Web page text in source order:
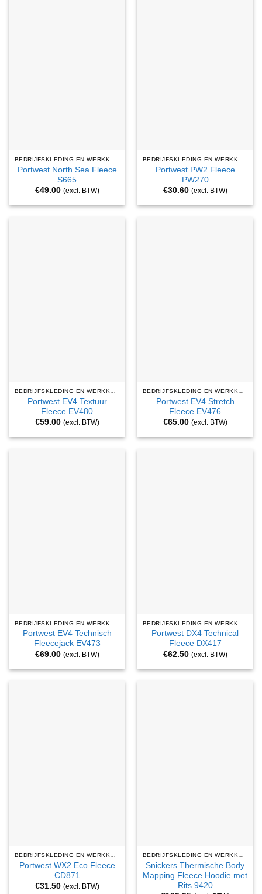
Portwest North Sea Fleece
S665
€49.00 (excl. BTW)
Portwest PW2 Fleece
PW270
€30.60 (excl. BTW)
BEDRIJFSKLEDING EN WERKKLEDING
Portwest EV4 Textuur
Fleece EV480
€59.00 (excl. BTW)
BEDRIJFSKLEDING EN WERKKLEDING
Portwest EV4 Stretch
Fleece EV476
€65.00 (excl. BTW)
Portwest EV4 Technisch
Fleecejack EV473
€69.00 (excl. BTW)
Portwest DX4 Technical
Fleece DX417
€62.50 (excl. BTW)
Portwest WX2 Eco Fleece
CD871
€31.50 (excl. BTW)
Snickers Thermische Body
Mapping Fleece Hoodie met
Rits 9420